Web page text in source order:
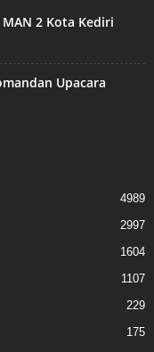
2 Kota Kediri
Upacara
4989
2997
1604
1107
229
175